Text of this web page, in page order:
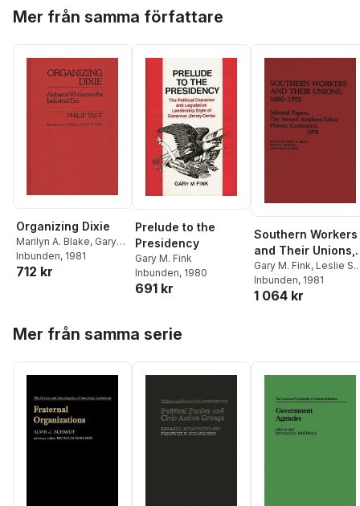
Mer från samma författare
Organizing Dixie
Marilyn A. Blake, Gary
M. Fink
Inbunden, 1981
712 kr
Prelude to the
Presidency
Gary M. Fink
Inbunden, 1980
691 kr
Southern Workers
and Their Unions,
1880-1975
Gary M. Fink, Leslie S.
Hough
Inbunden, 1981
1 064 kr
Mer från samma serie